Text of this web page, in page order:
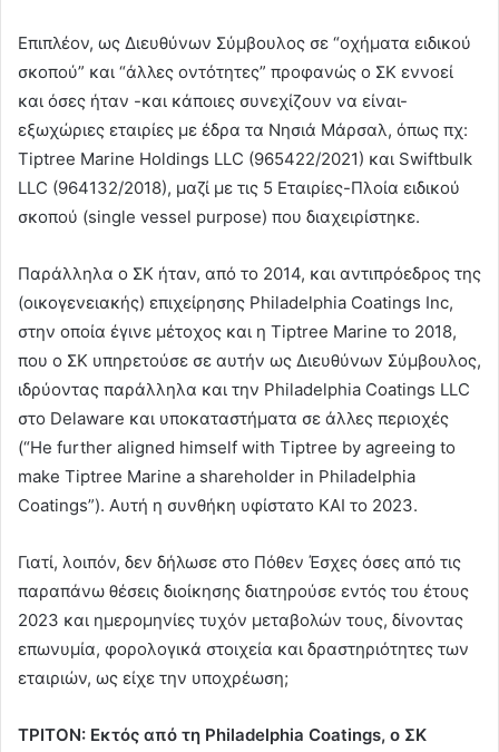
Επιπλέον, ως Διευθύνων Σύμβουλος σε “οχήματα ειδικού
σκοπού” και “άλλες οντότητες” προφανώς ο ΣΚ εννοεί
και όσες ήταν -και κάποιες συνεχίζουν να είναι-
εξωχώριες εταιρίες με έδρα τα Νησιά Μάρσαλ, όπως πχ:
Tiptree Marine Holdings LLC (965422/2021) και Swiftbulk
LLC (964132/2018), μαζί με τις 5 Εταιρίες-Πλοία ειδικού
σκοπού (single vessel purpose) που διαχειρίστηκε.
Παράλληλα ο ΣΚ ήταν, από το 2014, και αντιπρόεδρος της
(οικογενειακής) επιχείρησης Philadelphia Coatings Ιnc,
στην οποία έγινε μέτοχος και η Tiptree Marine το 2018,
που ο ΣΚ υπηρετούσε σε αυτήν ως Διευθύνων Σύμβουλος,
ιδρύοντας παράλληλα και την Philadelphia Coatings LLC
στο Delaware και υποκαταστήματα σε άλλες περιοχές
(“He further aligned himself with Tiptree by agreeing to
make Tiptree Marine a shareholder in Philadelphia
Coatings”). Αυτή η συνθήκη υφίστατο ΚΑΙ το 2023.
Γιατί, λοιπόν, δεν δήλωσε στο Πόθεν Έσχες όσες από τις
παραπάνω θέσεις διοίκησης διατηρούσε εντός του έτους
2023 και ημερομηνίες τυχόν μεταβολών τους, δίνοντας
επωνυμία, φορολογικά στοιχεία και δραστηριότητες των
εταιριών, ως είχε την υποχρέωση;
ΤΡΙΤΟΝ: Εκτός από τη Philadelphia Coatings, ο ΣΚ